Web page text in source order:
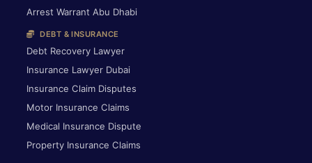
Arrest Warrant Abu Dhabi
DEBT & INSURANCE
Debt Recovery Lawyer
Insurance Lawyer Dubai
Insurance Claim Disputes
Motor Insurance Claims
Medical Insurance Dispute
Property Insurance Claims